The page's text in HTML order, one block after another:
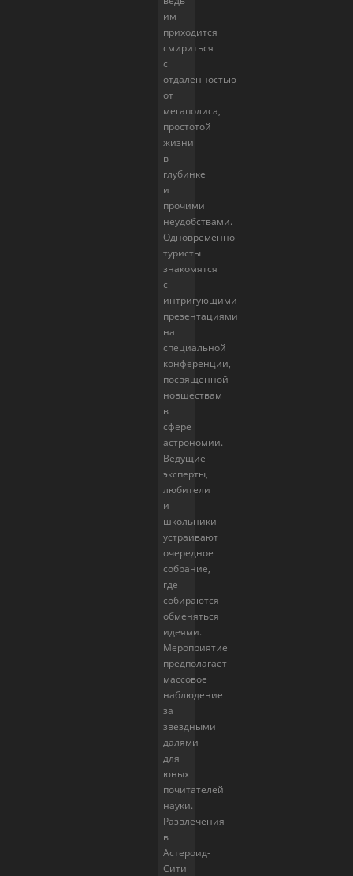
им
приходится
смириться
с
отдаленностью
от
мегаполиса,
простотой
жизни
в
глубинке
и
прочими
неудобствами.
Одновременно
туристы
знакомятся
с
интригующими
презентациями
на
специальной
конференции,
посвященной
новшествам
в
сфере
астрономии.
Ведущие
эксперты,
любители
и
школьники
устраивают
очередное
собрание,
где
собираются
обменяться
идеями.
Мероприятие
предполагает
массовое
наблюдение
за
звездными
далями
для
юных
почитателей
науки.
Развлечения
в
Астероид-
Сити